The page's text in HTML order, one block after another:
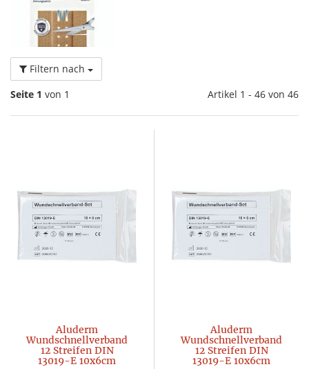
Filtern nach
Seite 1 von 1 Artikel 1 - 46 von 46
Aluderm
Wundschnellverband
12 Streifen DIN
13019-E 10x6cm
Aluderm
Wundschnellverband
12 Streifen DIN
13019-E 10x6cm